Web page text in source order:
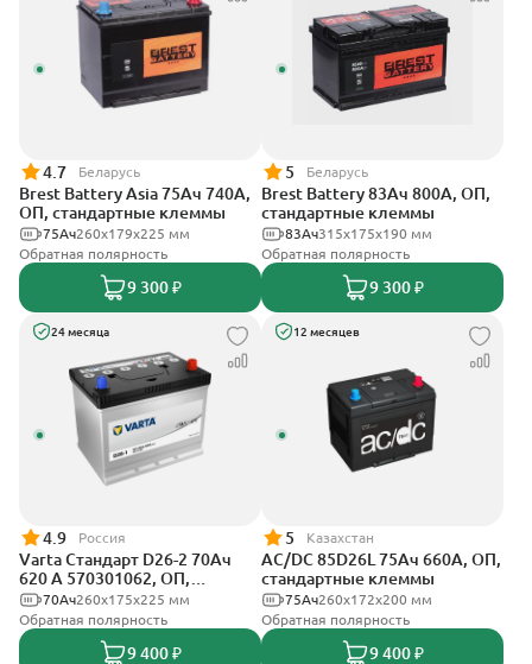
4.7 Беларусь
Brest Battery Asia 75Ач 740А,
ОП, стандартные клеммы
260х179х225 мм
75Ач
Обратная полярность
9 300 ₽
5 Беларусь
Brest Battery 83Ач 800А, ОП,
стандартные клеммы
315x175x190 мм
83Ач
Обратная полярность
9 300 ₽
24 месяца
4.9 Россия
Varta Стандарт D26-2 70Ач
620 A 570301062, ОП,
стандартные клеммы
260х175х225 мм
70Ач
Обратная полярность
9 400 ₽
12 месяцев
5 Казахстан
AC/DC 85D26L 75Ач 660А, ОП,
стандартные клеммы
260x172x200 мм
75Ач
Обратная полярность
9 400 ₽